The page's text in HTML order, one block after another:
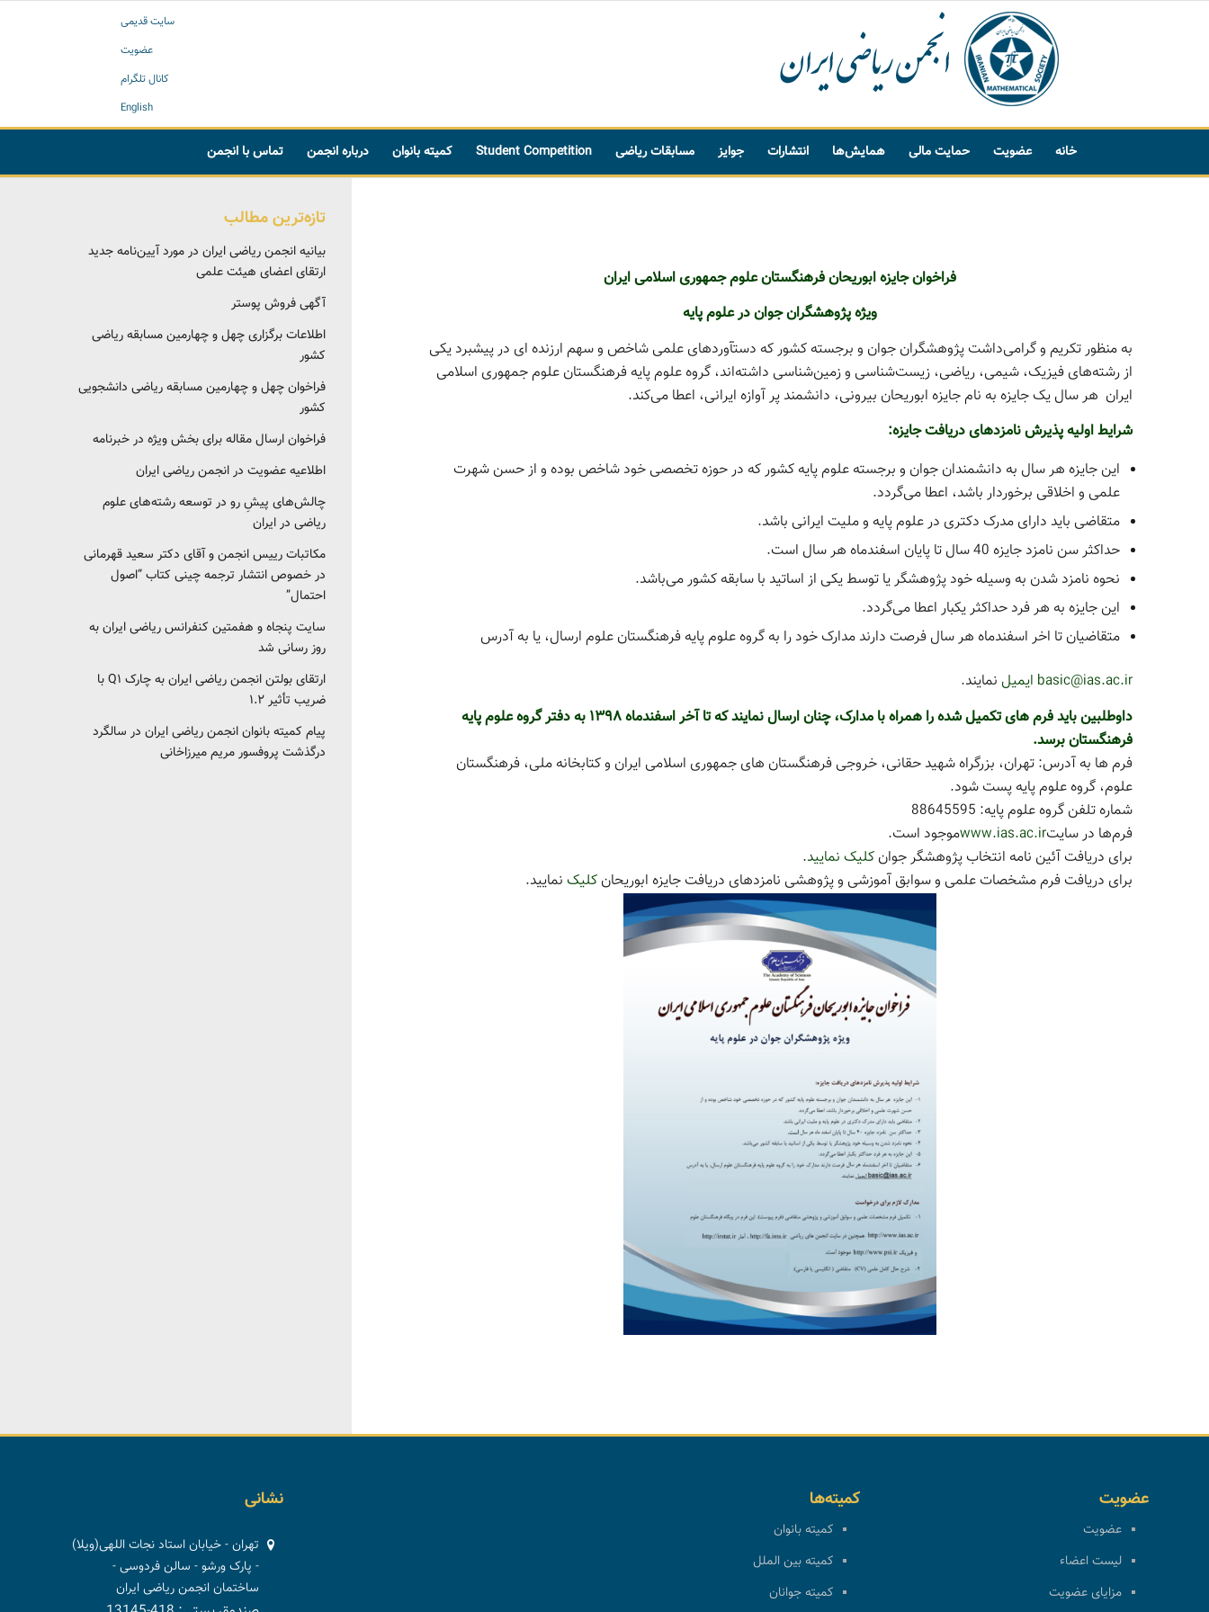
سایت قدیمی
عضویت
کانال تلگرام
English
خانه عضویت حمایت مالی همایش‌ها انتشارات جوایز مسابقات ریاضی Student Competition کمیته بانوان درباره انجمن تماس با انجمن
فراخوان جایزه ابوریحان فرهنگستان علوم جمهوری اسلامی ایران
ویژه پژوهشگران جوان در علوم پایه
به منظور تکریم و گرامی‌داشت پژوهشگران جوان و برجسته کشور که دستآوردهای علمی شاخص و سهم ارزنده ­ای در پیشبرد یکی
از رشته‌های فیزیک، شیمی، ریاضی، زیست‌شناسی و زمین‌شناسی داشته­‌اند، گروه علوم پایه فرهنگستان علوم جمهوری اسلامی
ایران هر سال یک جایزه به نام جایزه ابوریحان بیرونی، دانشمند پر آوازه ایرانی، اعطا می‌کند.
شرایط اولیه پذیرش نامزدهای دریافت جایزه:
این جایزه هر سال به دانشمندان جوان و برجسته علوم پایه کشور که در حوزه تخصصی خود شاخص بوده و از حسن شهرت
علمی و اخلاقی برخوردار باشد، اعطا می‌گردد.
متقاضی باید دارای مدرک دکتری در علوم پایه و ملیت ایرانی باشد.
حداکثر سن نامزد جایزه 40 سال تا پایان اسفندماه هر سال است.
نحوه نامزد شدن به وسیله خود پژوهشگر یا توسط یکی از اساتید با سابقه کشور می‌باشد.
این جایزه به هر فرد حداکثر یکبار اعطا می‌گردد.
متقاضیان تا اخر اسفندماه هر سال فرصت دارند مدارک خود را به گروه علوم پایه فرهنگستان علوم ارسال، یا به آدرس
basic@ias.ac.ir ایمیل
نمایند.
داوطلبین باید فرم های تکمیل شده را همراه با مدارک، چنان ارسال نمایند که تا آخر اسفندماه 1398 به دفتر گروه علوم پایه
فرهنگستان برسد.
فرم ­ها به آدرس: تهران، بزرگراه شهید حقانی، خروجی فرهنگستان های جمهوری اسلامی ایران و کتابخانه ملی، فرهنگستان
علوم، گروه علوم پایه پست شود.
شماره تلفن گروه علوم پایه: 88645595
فرم­‌ها در سایتwww.ias.ac.irموجود است.
برای دریافت آئین نامه انتخاب پژوهشگر جوان کلیک نمایید.
برای دریافت فرم مشخصات علمی و سوابق آموزشی و پژوهشی نامزدهای دریافت جایزه ابوریحان کلیک نمایید.
تازه‌ترین مطالب
بیانیه انجمن ریاضی ایران در مورد آیین‌نامه جدید
ارتقای اعضای هیئت علمی
آگهی فروش پوستر
اطلاعات برگزاری چهل و چهارمین مسابقه ریاضی
کشور
فراخوان چهل و چهارمین مسابقه ریاضی دانشجویی
کشور‎‎
فراخوان ارسال مقاله برای بخش ویژه در خبرنامه
اطلاعیه عضویت در انجمن ریاضی ایران
چالش‌های پیشِ رو در توسعه رشته‌های علوم
ریاضی در ایران
مکاتبات رییس انجمن و آقای دکتر سعید قهرمانی
در خصوص انتشار ترجمه چینی کتاب “اصول
احتمال”
سایت پنجاه و هفمتین کنفرانس ریاضی ایران به
روز رسانی شد
ارتقای بولتن انجمن ریاضی ایران به چارک Q1 با
ضریب تأثیر ۱.۲
پیام کمیته بانوان انجمن ریاضی ایران در سالگرد
درگذشت پروفسور مریم میرزاخانی
عضویت
عضویت
لیست اعضاء
مزایای عضویت
کمیته‌ها
کمیته بانوان
کمیته بین الملل
کمیته جوانان
نشانی
تهران - خیابان استاد نجات اللهی(ویلا)
- پارک ورشو - سالن فردوسی -
ساختمان انجمن ریاضی ایران